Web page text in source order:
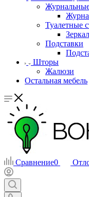
Туалетные
Подставки
Шторы
Жалюзи
Остальная мебель
Сравнение0